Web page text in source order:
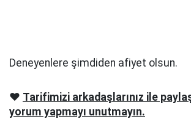
Deneyenlere şimdiden afiyet olsun.
❤️ Tarifimizi arkadaşlarınız ile
yorum yapmayı unutmayın.